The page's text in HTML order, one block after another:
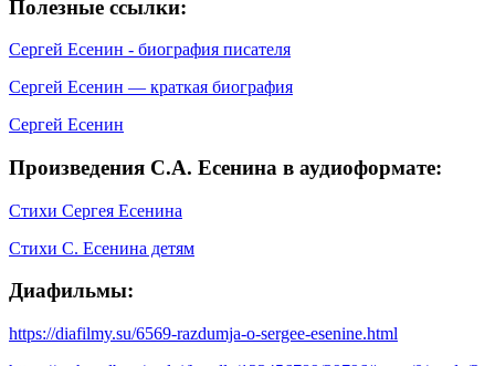
Полезные ссылки:
Сергей Есенин - биография писателя
Сергей Есенин — краткая биография
Сергей Есенин
Произведения С.А. Есенина в аудиоформате:
Стихи Сергея Есенина
Стихи С. Есенина детям
Диафильмы:
https://diafilmy.su/6569-razdumja-o-sergee-esenine.html